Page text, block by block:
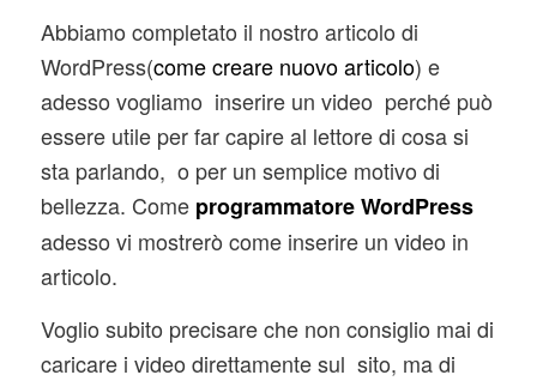
Abbiamo completato il nostro articolo di
WordPress(come creare nuovo articolo) e
adesso vogliamo inserire un video perché può
essere utile per far capire al lettore di cosa si
sta parlando, o per un semplice motivo di
bellezza. Come programmatore WordPress
adesso vi mostrerò come inserire un video in
articolo.
Voglio subito precisare che non consiglio mai di
caricare i video direttamente sul sito, ma di